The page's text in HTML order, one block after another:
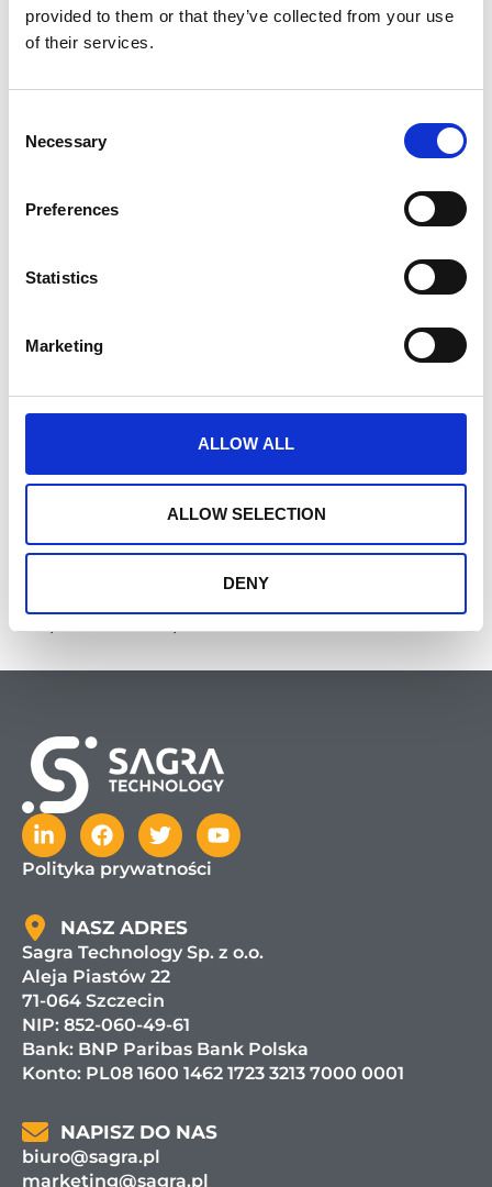
provided to them or that they’ve collected from your use
of their services.
Selection
Necessary
Preferences
Statistics
Marketing
ALLOW ALL
ALLOW SELECTION
DENY
Tagi
Biqsens, Emigo, Ipocrates
Polityka prywatności
NASZ ADRES
Sagra Technology Sp. z o.o.
Aleja Piastów 22
71-064 Szczecin
NIP: 852-060-49-61
Bank: BNP Paribas Bank Polska
Konto: PL08 1600 1462 1723 3213 7000 0001
NAPISZ DO NAS
biuro@sagra.pl
marketing@sagra.pl